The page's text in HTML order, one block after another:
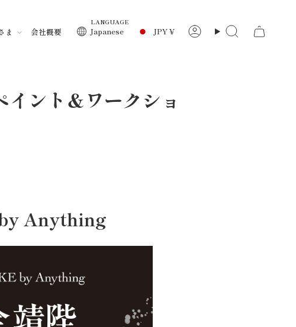
ま 会社概要
LANGUAGE
Japanese
通
JPY ¥ ア 検
ント＆ワークショ
Anything